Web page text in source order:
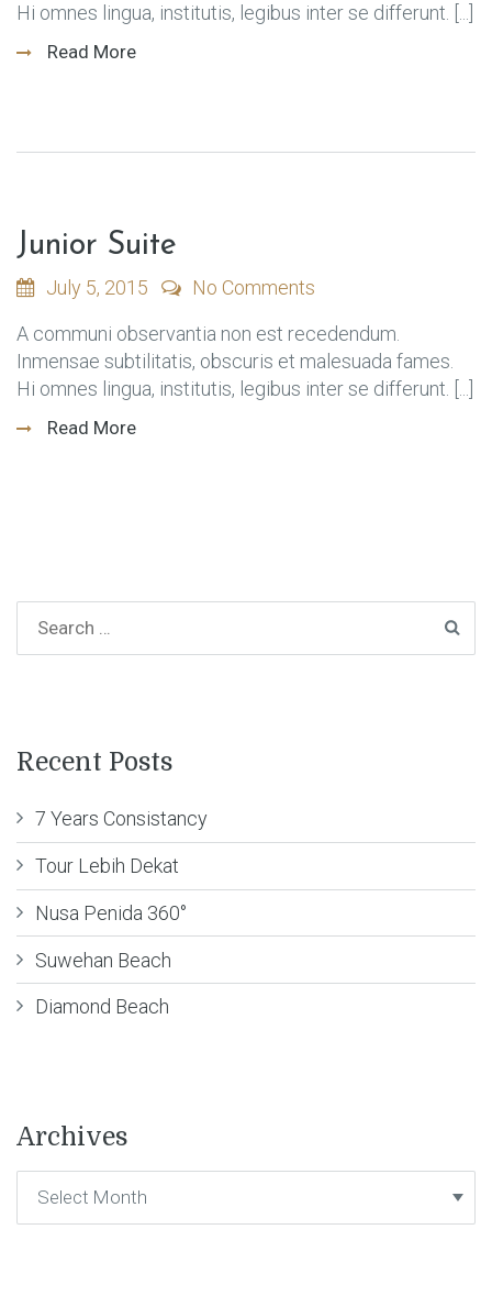
Hi omnes lingua, institutis, legibus inter se differunt. [...]
Read More
Junior Suite
July 5, 2015
No Comments
A communi observantia non est recedendum.
Inmensae subtilitatis, obscuris et malesuada fames.
Hi omnes lingua, institutis, legibus inter se differunt. [...]
Read More
Recent Posts
7 Years Consistancy
Tour Lebih Dekat
Nusa Penida 360°
Suwehan Beach
Diamond Beach
Archives